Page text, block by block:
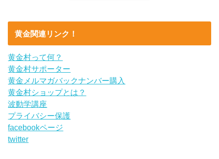
黄金関連リンク！
黄金村って何？
黄金村サポーター
黄金メルマガバックナンバー購入
黄金村ショップとは？
波動学講座
プライバシー保護
facebookページ
twitter